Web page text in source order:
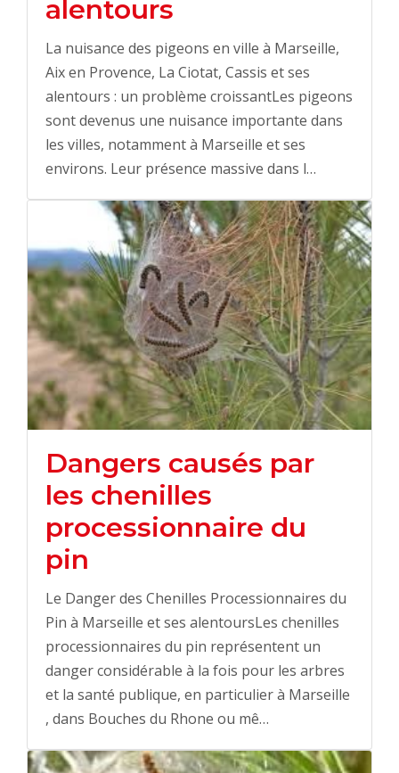
alentours
La nuisance des pigeons en ville à Marseille,
Aix en Provence, La Ciotat, Cassis et ses
alentours : un problème croissantLes pigeons
sont devenus une nuisance importante dans
les villes, notamment à Marseille et ses
environs. Leur présence massive dans l…
Dangers causés par
les chenilles
processionnaire du
pin
Le Danger des Chenilles Processionnaires du
Pin à Marseille et ses alentoursLes chenilles
processionnaires du pin représentent un
danger considérable à la fois pour les arbres
et la santé publique, en particulier à Marseille
, dans Bouches du Rhone ou mê…